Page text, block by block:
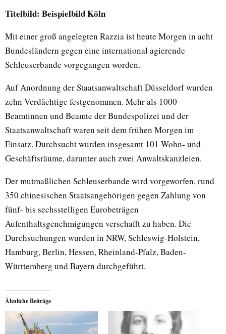
Titelbild: Beispielbild Köln
Mit einer groß angelegten Razzia ist heute Morgen in acht
Bundesländern gegen eine international agierende
Schleuserbande vorgegangen worden.
Auf Anordnung der Staatsanwaltschaft Düsseldorf wurden
zehn Verdächtige festgenommen. Mehr als 1000
Beamtinnen und Beamte der Bundespolizei und der
Staatsanwaltschaft waren seit dem frühen Morgen im
Einsatz. Durchsucht wurden insgesamt 101 Wohn- und
Geschäftsräume, darunter auch zwei Anwaltskanzleien.
Der mutmaßlichen Schleuserbande wird vorgeworfen, rund
350 chinesischen Staatsangehörigen gegen Zahlung von
fünf- bis sechsstelligen Eurobeträgen
Aufenthaltsgenehmigungen verschafft zu haben. Die
Durchsuchungen wurden in NRW, Schleswig-Holstein,
Hamburg, Berlin, Hessen, Rheinland-Pfalz, Baden-
Württemberg und Bayern durchgeführt.
Ähnliche Beiträge